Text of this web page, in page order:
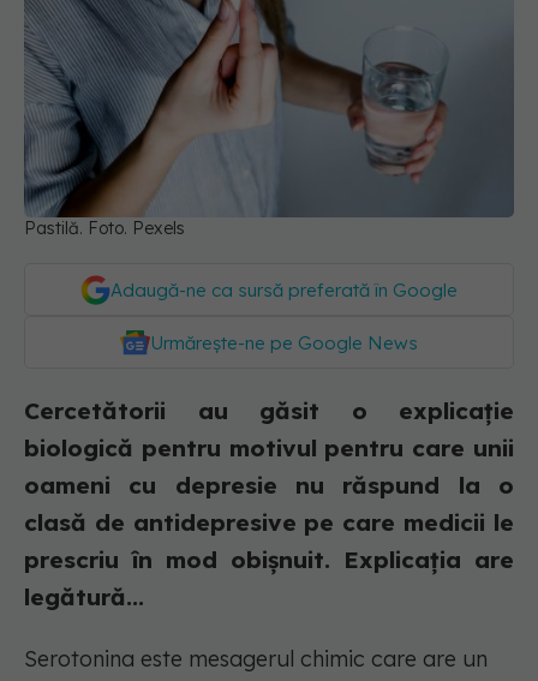
Pastilă. Foto. Pexels
Adaugă-ne ca sursă preferată în Google
Urmărește-ne pe Google News
Cercetătorii au găsit o explicație
biologică pentru motivul pentru care unii
oameni cu depresie nu răspund la o
clasă de antidepresive pe care medicii le
prescriu în mod obișnuit. Explicația are
legătură...
Serotonina este mesagerul chimic care are un